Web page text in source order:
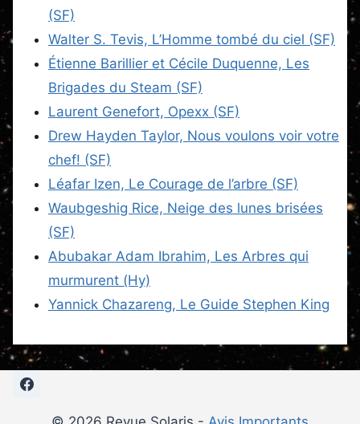
(SF)
Walter S. Tevis, L’Homme tombé du ciel (SF)
Étienne Barillier et Cécile Duquenne, Les
Brigades du Steam (SF)
Laurent Genefort, Opexx (SF)
Drew Hayden Taylor, Nous voulons voir votre
chef! (SF)
Léafar Izen, Le Courage de l’arbre (SF)
Waubgeshig Rice, Neige des lunes brisées
(SF)
Abubakar Adam Ibrahim, Les Arbres qui
murmurent (Hy)
Yannick Chazareng, Le Guide Stephen King